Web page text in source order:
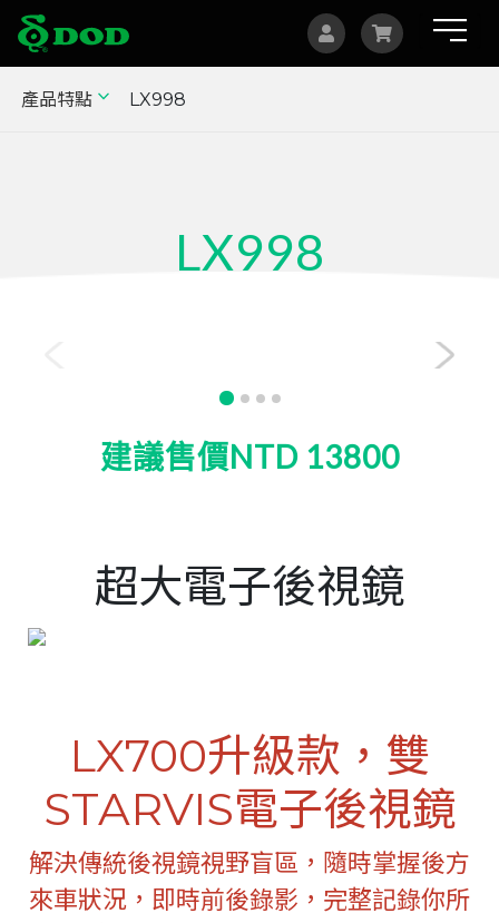
Bosnia and Herzegovina
Israel
Lithuania
New Zealand
North Macedonia
Norway
Poland
產品特點 LX998
LX998
建議售價NTD 13800
超大電子後視鏡
LX700升級款，雙
STARVIS電子後視鏡
解決傳統後視鏡視野盲區，隨時掌握後方
來車狀況，即時前後錄影，完整記錄你所